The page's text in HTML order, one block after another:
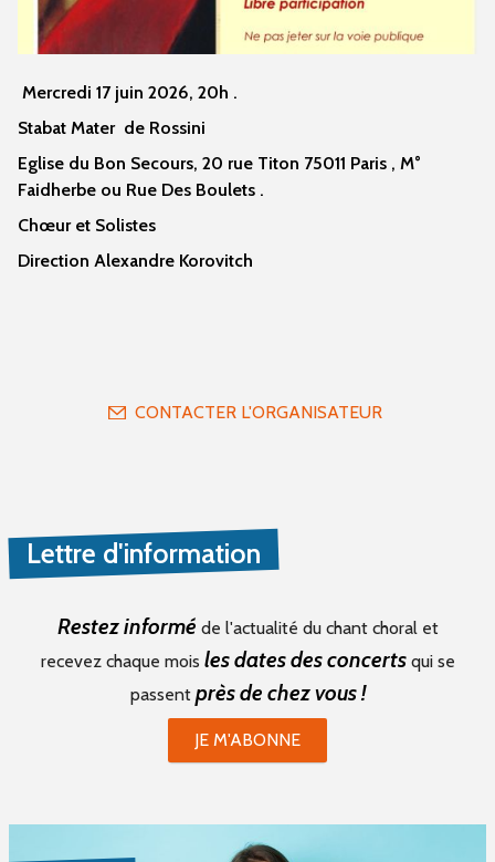
Mercredi 17 juin 2026, 20h .
Stabat Mater de Rossini
Eglise du Bon Secours, 20 rue Titon 75011 Paris , M°
Faidherbe ou Rue Des Boulets .
Chœur et Solistes
Direction Alexandre Korovitch
CONTACTER L'ORGANISATEUR
Lettre d'information
Restez informé de l'actualité du chant choral et
recevez chaque mois les dates des concertsqui se
passent près de chez vous !
JE M'ABONNE